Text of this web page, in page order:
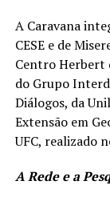
A Caravana
CESE e de
Centro Herbert
do Grupo
Diálogos, da
Extensão em
UFC, realizado
A Rede e a